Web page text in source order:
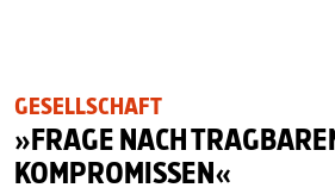
GESELLSCHAFT
»FRAGE NACH
KOMPROMISSEN«